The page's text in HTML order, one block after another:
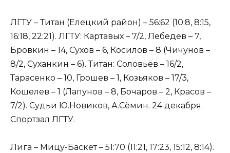
ЛГТУ – Титан (Елецкий район) – 56:62 (10:8, 8:15,
16:18, 22:21). ЛГТУ: Картавых – 7/2, Лебедев – 7,
Бровкин – 14, Сухов – 6, Косилов – 8 (Чичунов –
8/2, Суханкин – 6). Титан: Соловьёв – 16/2,
Тарасенко – 10, Грошев – 1, Козьяков – 17/3,
Кошелев – 1 (Лапунов – 8, Бочаров – 2, Красов –
7/2). Судьи Ю.Новиков, А.Сёмин. 24 декабря.
Спортзал ЛГТУ.
Лига – Мицу-Баскет – 51:70 (11:21, 17:23, 15:12, 8:14).